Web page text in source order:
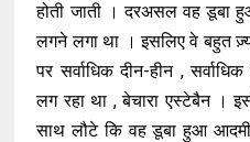
होती जाती । दरअसल वह डूबा
लगने लगा था । इसलिए वे बहुत
पर सर्वाधिक दीन-हीन ,
लग रहा था , बेचारा एस्टेबैन ।
साथ लौटे कि वह डूबा हुआ